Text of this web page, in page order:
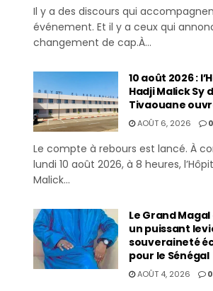
Il y a des discours qui
événement. Et il y a ceux qui
changement de cap.À...
10 août 2026 :
Hadji Malick Sy
Tivaouane
AOÛT 6, 2026 0
Le compte à rebours est lancé. À
lundi 10 août 2026, à 8 heures,
Malick...
Le Grand
un puissant
souveraineté
pour le Sénégal
AOÛT 4, 2026 0